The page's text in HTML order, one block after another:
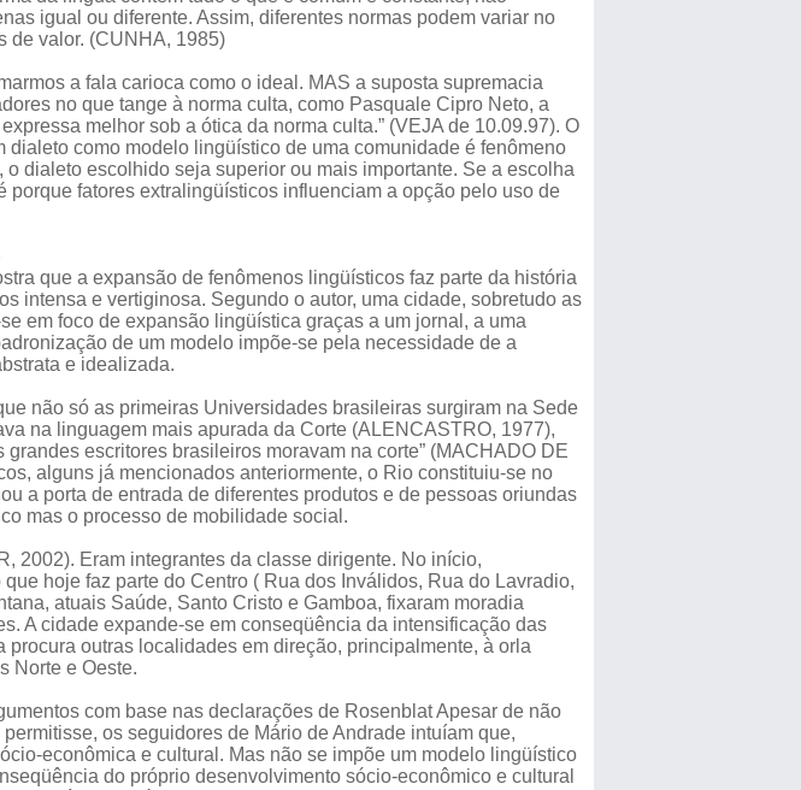
igual ou diferente. Assim, diferentes normas podem variar no
de valor. (CUNHA, 1985)
a fala carioca como o ideal. MAS a suposta supremacia
no que tange à norma culta, como Pasquale Cipro Neto, a
melhor sob a ótica da norma culta.” (VEJA de 10.09.97). O
como modelo lingüístico de uma comunidade é fenômeno
dialeto escolhido seja superior ou mais importante. Se a escolha
fatores extralingüísticos influenciam a opção pelo uso de
que a expansão de fenômenos lingüísticos faz parte da história
intensa e vertiginosa. Segundo o autor, uma cidade, sobretudo as
em foco de expansão lingüística graças a um jornal, a uma
de um modelo impõe-se pela necessidade de a
e idealizada.
não só as primeiras Universidades brasileiras surgiram na Sede
na linguagem mais apurada da Corte (ALENCASTRO, 1977),
escritores brasileiros moravam na corte” (MACHADO DE
alguns já mencionados anteriormente, o Rio constituiu-se no
a porta de entrada de diferentes produtos e de pessoas oriundas
mas o processo de mobilidade social.
2002). Eram integrantes da classe dirigente. No início,
hoje faz parte do Centro ( Rua dos Inválidos, Rua do Lavradio,
atuais Saúde, Santo Cristo e Gamboa, fixaram moradia
A cidade expande-se em conseqüência da intensificação das
outras localidades em direção, principalmente, à orla
Norte e Oeste.
com base nas declarações de Rosenblat Apesar de não
os seguidores de Mário de Andrade intuíam que,
econômica e cultural. Mas não se impõe um modelo lingüístico
do próprio desenvolvimento sócio-econômico e cultural